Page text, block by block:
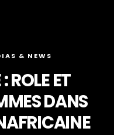
& NEWS
ROLE ET
DANS